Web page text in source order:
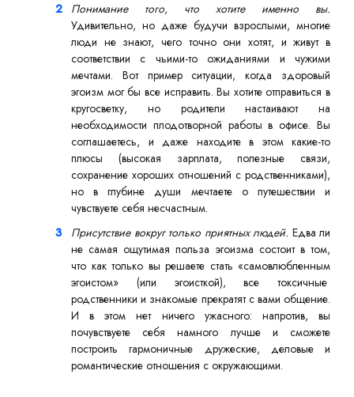
Понимание того, что хотите именно вы.
Удивительно, но даже будучи взрослыми, многие
люди не знают, чего точно они хотят, и живут в
соответствии с чьими-то ожиданиями и чужими
мечтами. Вот пример ситуации, когда здоровый
эгоизм мог бы все исправить. Вы хотите отправиться в
кругосветку, но родители настаивают на
необходимости плодотворной работы в офисе. Вы
соглашаетесь, и даже находите в этом какие-то
плюсы (высокая зарплата, полезные связи,
сохранение хороших отношений с родственниками),
но в глубине души мечтаете о путешествии и
чувствуете себя несчастным.
Присутствие вокруг только приятных людей. Едва ли
не самая ощутимая польза эгоизма состоит в том,
что как только вы решаете стать «самовлюбленным
эгоистом» (или эгоисткой), все токсичные
родственники и знакомые прекратят с вами общение.
И в этом нет ничего ужасного: напротив, вы
почувствуете себя намного лучше и сможете
построить гармоничные дружеские, деловые и
романтические отношения с окружающими.